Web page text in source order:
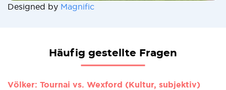
Designed by Magnific
Häufig gestellte Fragen
Völker: Tournai vs. Wexford (Kultur, subjektiv)